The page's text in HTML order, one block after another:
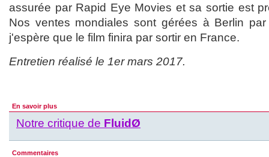
assurée par Rapid Eye Movies et sa sortie est
Nos ventes mondiales sont gérées à Berlin
j'espère que le film finira par sortir en France.
Entretien réalisé le 1er mars 2017.
En savoir plus
Notre critique de FluidØ
Commentaires